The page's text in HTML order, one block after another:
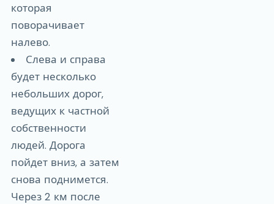
которая
поворачивает
налево.
Слева и справа
будет несколько
небольших дорог,
ведущих к частной
собственности
людей. Дорога
пойдет вниз, а затем
снова поднимется.
Через 2 км после